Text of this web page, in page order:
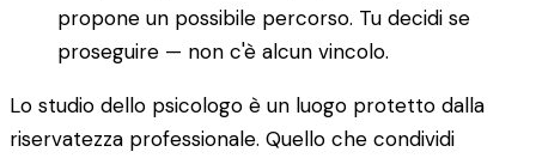
propone un possibile percorso. Tu decidi se
proseguire — non c'è alcun vincolo.
Lo studio dello psicologo è un luogo protetto dalla
riservatezza professionale. Quello che condividi